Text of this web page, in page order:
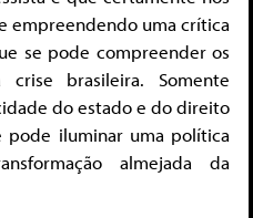
empreendendo uma crítica
se pode compreender os
brasileira. Somente
do estado e do direito
pode iluminar uma política
almejada da